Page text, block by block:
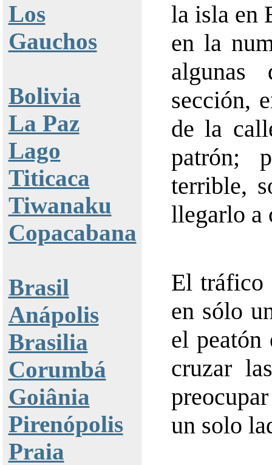
Los
Gauchos
Bolivia
La Paz
Lago
Titicaca
Tiwanaku
Copacabana
Brasil
Anápolis
Brasilia
Corumbá
Goiânia
Pirenópolis
Praia
la isla en
en la
algunas
sección,
de la
patrón;
terrible,
llegarlo a
El tráfico
en sólo
el peatón
cruzar
un solo